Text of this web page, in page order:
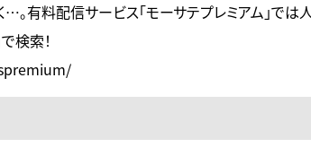
。有料配信サービス「モーサテプレミアム」では
検索！